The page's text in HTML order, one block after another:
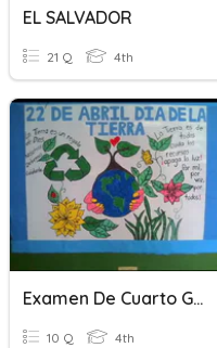
EL SALVADOR
21 Q 4th
Examen De Cuarto Grado Ciencias Sociales
10 Q 4th